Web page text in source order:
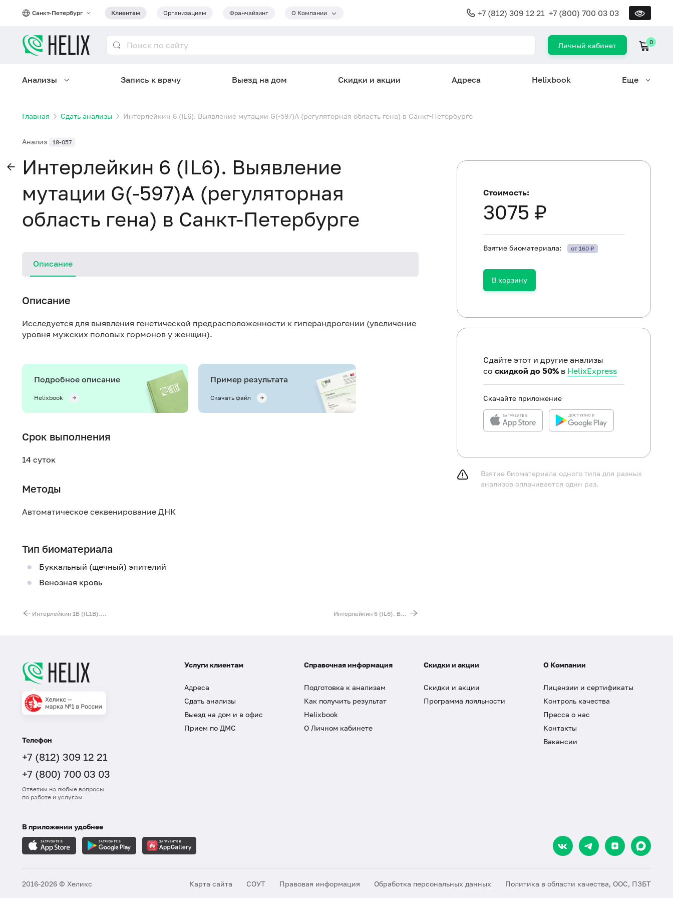
Санкт-Петербург Клиентам Организациям Франчайзинг О Компании +7 (812) 309 12 21 +7 (800) 700 03 03
Личный кабинет 0
Анализы Запись к врачу Выезд на дом Скидки и акции Адреса Helixbook Еще
Главная Сдать анализы Интерлейкин 6 (IL6). Выявление мутации G(-597)A (регуляторная область гена) в Санкт-Петербурге
Анализ 18-057
Интерлейкин 6 (IL6). Выявление
мутации G(-597)A (регуляторная
область гена) в Санкт-Петербурге
Описание
Описание
Исследуется для выявления генетической предрасположенности к гиперандрогении (увеличение
уровня мужских половых гормонов у женщин).
Подробное описание
Helixbook
Пример результата
Скачать файл
Срок выполнения
14 суток
Методы
Автоматическое секвенирование ДНК
Тип биоматериала
Буккальный (щечный) эпителий
Венозная кровь
Интерлейкин 1B (IL1B). Выявление мутации C3953T (нарушение синтеза белка) Интерлейкин 6 (IL6). Выявление мутации G(-572)C (регуляторная область гена)
Стоимость:
3075 ₽
Взятие биоматериала: от 160 ₽
В корзину
Сдайте этот и другие анализы
со скидкой до 50% в HelixExpress
Скачайте приложение
Взятие биоматериала одного типа для разных
анализов оплачивается один раз.
Телефон
+7 (812) 309 12 21
+7 (800) 700 03 03
Ответим на любые вопросы
по работе и услугам
Услуги клиентам
Адреса
Сдать анализы
Выезд на дом и в офис
Прием по ДМС
Справочная информация
Подготовка к анализам
Как получить результат
Helixbook
О Личном кабинете
Скидки и акции
Скидки и акции
Программа лояльности
О Компании
Лицензии и сертификаты
Контроль качества
Пресса о нас
Контакты
Вакансии
В приложении удобнее
2016-2026 © Хеликс Карта сайта СОУТ Правовая информация Обработка персональных данных Политика в области качества, ООС, ПЗБТ